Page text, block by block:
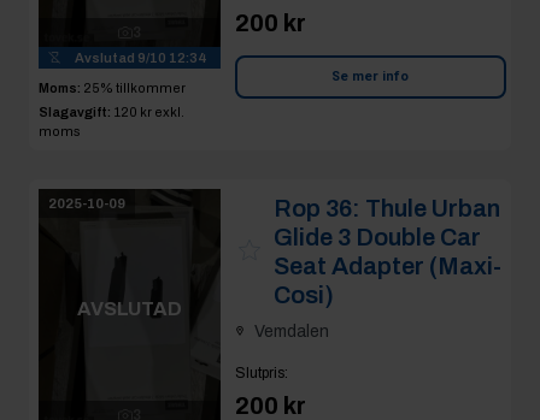
Avslutad 9/10 12:34
Moms: 25% tillkommer
Slagavgift: 120 kr exkl.
moms
200 kr
Se mer info
2025-10-09
AVSLUTAD
Rop 36: Thule Urban
Glide 3 Double Car
Seat Adapter (Maxi-
Cosi)
Vemdalen
Slutpris:
200 kr